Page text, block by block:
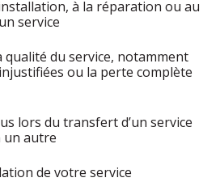
à la réparation ou au
service
qualité du service, notamment
ou la perte complète
lors du transfert d’un service
un autre
de votre service